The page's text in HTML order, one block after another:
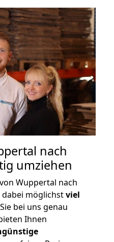
nach
umziehen
Wuppertal nach
möglichstviel
bei uns genau
Ihnen